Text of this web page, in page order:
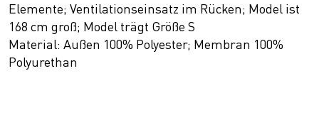
Elemente; Ventilationseinsatz im Rücken; Model ist
168 cm groß; Model trägt Größe S
Material: Außen 100% Polyester; Membran 100%
Polyurethan